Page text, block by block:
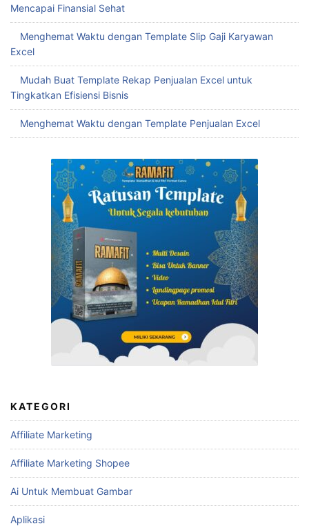
Mencapai Finansial Sehat
Menghemat Waktu dengan Template Slip Gaji Karyawan
Excel
Mudah Buat Template Rekap Penjualan Excel untuk
Tingkatkan Efisiensi Bisnis
Menghemat Waktu dengan Template Penjualan Excel
KATEGORI
Affiliate Marketing
Affiliate Marketing Shopee
Ai Untuk Membuat Gambar
Aplikasi